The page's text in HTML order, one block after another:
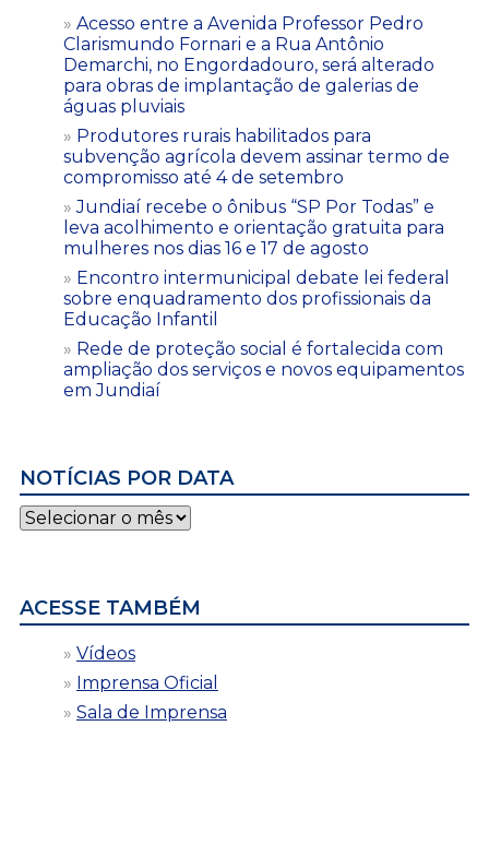
Acesso entre a Avenida Professor Pedro
Clarismundo Fornari e a Rua Antônio
Demarchi, no Engordadouro, será alterado
para obras de implantação de galerias de
águas pluviais
Produtores rurais habilitados para
subvenção agrícola devem assinar termo de
compromisso até 4 de setembro
Jundiaí recebe o ônibus “SP Por Todas” e
leva acolhimento e orientação gratuita para
mulheres nos dias 16 e 17 de agosto
Encontro intermunicipal debate lei federal
sobre enquadramento dos profissionais da
Educação Infantil
Rede de proteção social é fortalecida com
ampliação dos serviços e novos equipamentos
em Jundiaí
NOTÍCIAS POR DATA
Notícias
por
ACESSE TAMBÉM
Vídeos
Imprensa Oficial
Sala de Imprensa